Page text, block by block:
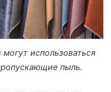
использоваться
пыль.